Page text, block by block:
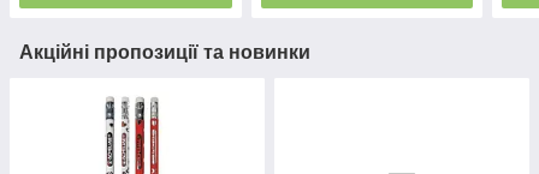
Акційні пропозиції та новинки